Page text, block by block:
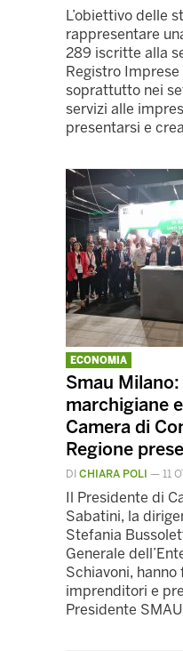
L’obiettivo delle
rappresentare
289 iscritte alla
Registro
soprattutto nei
servizi alle
presentarsi e
ECONOMIA
Smau
marchigiane
Camera di
Regione
DI CHIARA POLI — 11
Il Presidente di
Sabatini, la
Stefania
Generale
Schiavoni,
imprenditori e
Presidente SMAU